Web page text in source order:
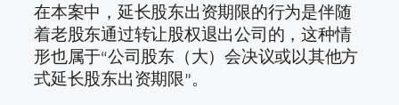
在本案中，延长股东出资期限的行为是伴随
着老股东通过转让股权退出公司的，这种情
形也属于“公司股东（大）会决议或以其他方
式延长股东出资期限”。